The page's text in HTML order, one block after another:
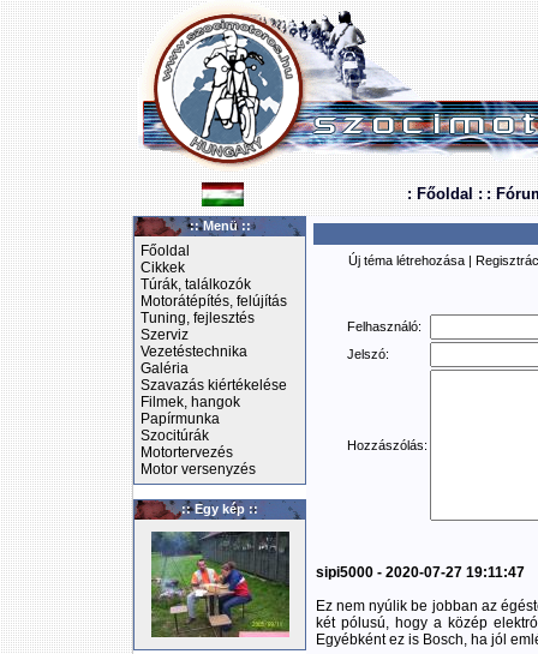
: Főoldal : :
:: Menü ::
Főoldal
Cikkek
Túrák, találkozók
Motorátépítés, felújítás
Tuning, fejlesztés
Szerviz
Vezetéstechnika
Galéria
Szavazás kiértékelése
Filmek, hangok
Papírmunka
Szocitúrák
Motortervezés
Motor versenyzés
:: Egy kép ::
Új téma létrehozása |
Felhasználó:
Jelszó:
Hozzászólás:
sipi5000 - 2020-07-27 19:11:47
Ez nem nyúlik be jobban az
két pólusú, hogy a közép
Egyébként ez is Bosch, ha jól